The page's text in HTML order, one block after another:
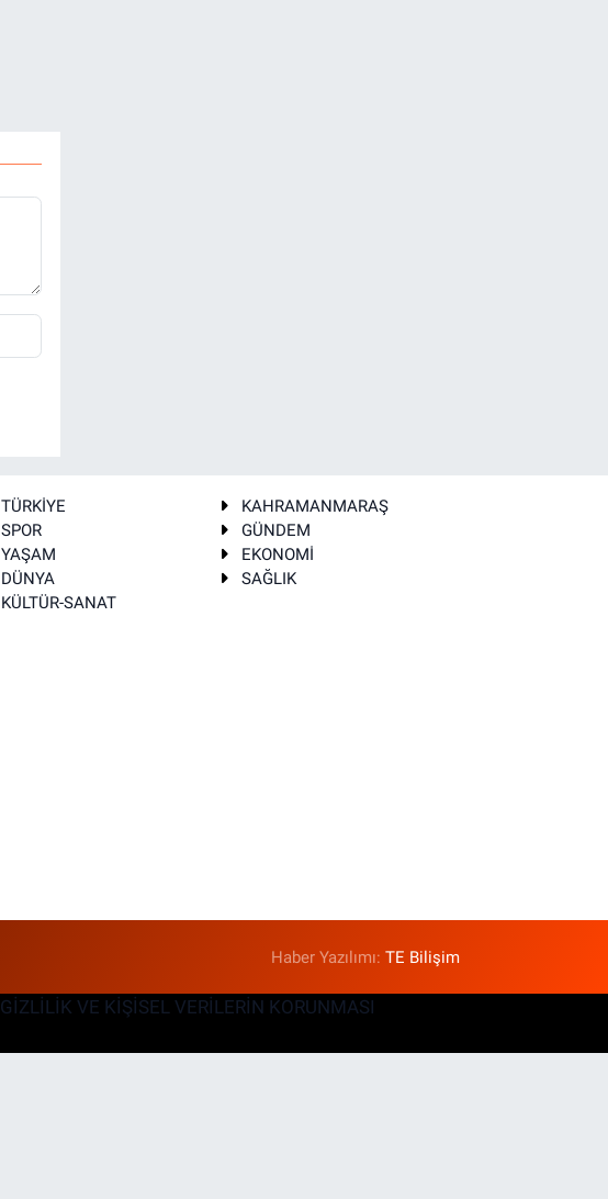
TÜRKİYE
KAHRAMANMARAŞ
SPOR
GÜNDEM
YAŞAM
EKONOMİ
DÜNYA
SAĞLIK
KÜLTÜR-SANAT
Haber Yazılımı:TE Bilişim
GİZLİLİK VE KİŞİSEL VERİLERİN KORUNMASI